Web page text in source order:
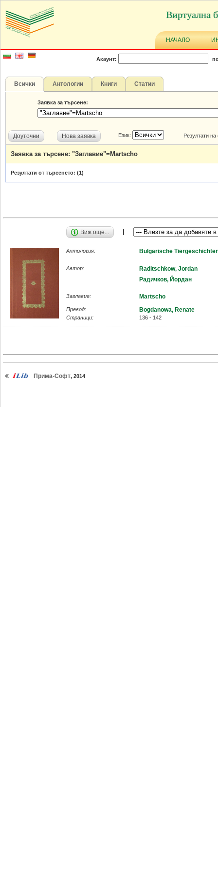
Виртуална
НАЧАЛО
Акаунт:
Всички Антологии Книги Статии
Заявка за търсене:
Доуточни Нова заявка Език: Резултати
Заявка за търсене: "Заглавие"=Martscho
Резултати от търсенето: (1)
Виж още...
Антология: Bulgarische
Автор:
Raditschkow, Jordan
Радичков, Йордан
Заглавие: Martscho
Превод: Bogdanowa, Renate
Страници: 136 - 142
© Прима-Софт, 2014